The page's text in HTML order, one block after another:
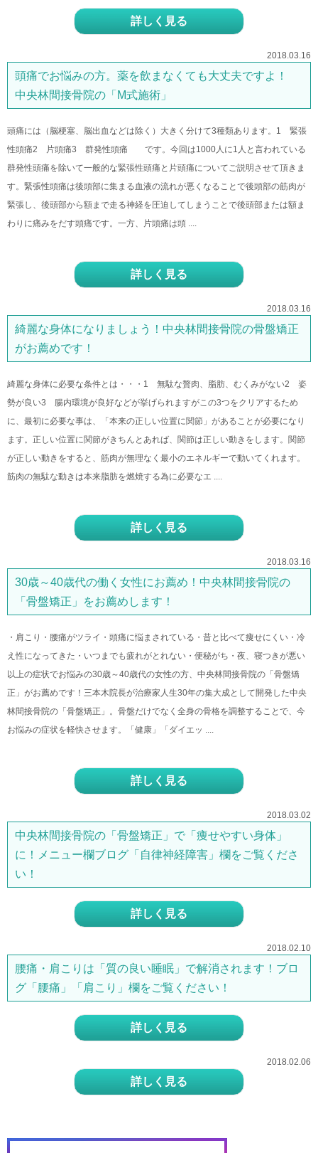
詳しく見る
2018.03.16
頭痛でお悩みの方。薬を飲まなくても大丈夫ですよ！
中央林間接骨院の「M式施術」
頭痛には（脳梗塞、脳出血などは除く）大きく分けて3種類あります。1 緊張
性頭痛2 片頭痛3 群発性頭痛 です。今回は1000人に1人と言われている
群発性頭痛を除いて一般的な緊張性頭痛と片頭痛についてご説明させて頂きま
す。緊張性頭痛は後頭部に集まる血液の流れが悪くなることで後頭部の筋肉が
緊張し、後頭部から額まで走る神経を圧迫してしまうことで後頭部または額ま
わりに痛みをだす頭痛です。一方、片頭痛は頭 ....
詳しく見る
2018.03.16
綺麗な身体になりましょう！中央林間接骨院の骨盤矯正
がお薦めです！
綺麗な身体に必要な条件とは・・・1 無駄な贅肉、脂肪、むくみがない2 姿
勢が良い3 腸内環境が良好などが挙げられますがこの3つをクリアするため
に、最初に必要な事は、「本来の正しい位置に関節」があることが必要になり
ます。正しい位置に関節がきちんとあれば、関節は正しい動きをします。関節
が正しい動きをすると、筋肉が無理なく最小のエネルギーで動いてくれます。
筋肉の無駄な動きは本来脂肪を燃焼する為に必要なエ ....
詳しく見る
2018.03.16
30歳～40歳代の働く女性にお薦め！中央林間接骨院の
「骨盤矯正」をお薦めします！
・肩こり・腰痛がツライ・頭痛に悩まされている・昔と比べて痩せにくい・冷
え性になってきた・いつまでも疲れがとれない・便秘がち・夜、寝つきが悪い
以上の症状でお悩みの30歳～40歳代の女性の方、中央林間接骨院の「骨盤矯
正」がお薦めです！三本木院長が治療家人生30年の集大成として開発した中央
林間接骨院の「骨盤矯正」。骨盤だけでなく全身の骨格を調整することで、今
お悩みの症状を軽快させます。「健康」「ダイエッ ....
詳しく見る
2018.03.02
中央林間接骨院の「骨盤矯正」で「痩せやすい身体」
に！メニュー欄ブログ「自律神経障害」欄をご覧くださ
い！
詳しく見る
2018.02.10
腰痛・肩こりは「質の良い睡眠」で解消されます！ブロ
グ「腰痛」「肩こり」欄をご覧ください！
詳しく見る
2018.02.06
詳しく見る